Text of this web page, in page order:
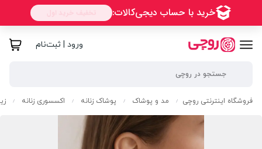
ورود | ثبت‌نام
فروشگاه اینترنتی روچی / مد و پوشاک / پوشاک زنانه / اکسسوری زنانه /